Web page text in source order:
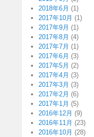
2018年6月 (1)
2017年10月 (1)
2017年9月 (1)
2017年8月 (4)
2017年7月 (1)
2017年6月 (3)
2017年5月 (2)
2017年4月 (3)
2017年3月 (3)
2017年2月 (6)
2017年1月 (5)
2016年12月 (9)
2016年11月 (23)
2016年10月 (28)